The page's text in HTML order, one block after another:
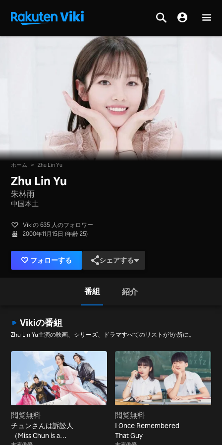
ホーム > Zhu Lin Yu
Zhu Lin Yu
朱林雨
中国本土
Vikiの 635 人のフォロワー
2000年11月15日 (年齢 25)
フォローする シェアする
番組 紹介
Vikiの番組
Zhu Lin Yu主演の映画、シリーズ、ドラマすべてのリストが1か所に。
閲覧無料
チュンさんは訴訟人
（Miss Chun is a
閲覧無料
I Once Remembered
That Guy